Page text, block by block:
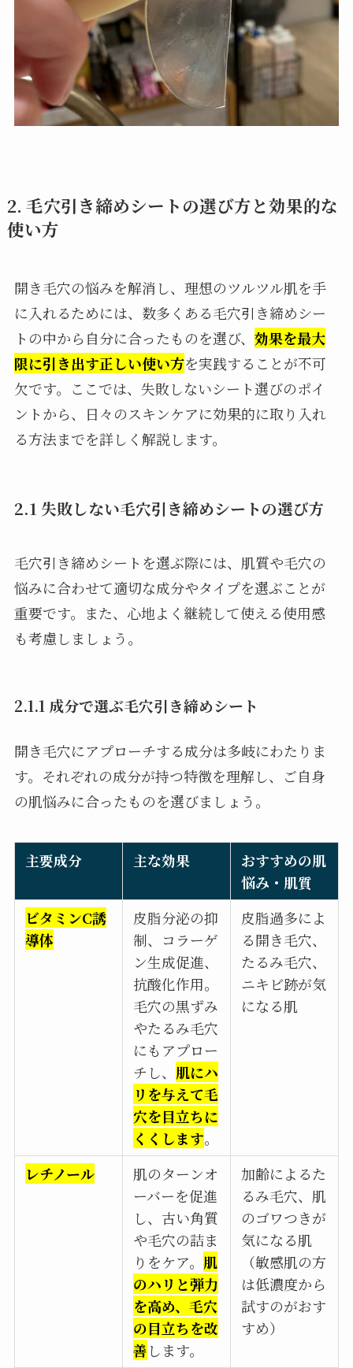
2. 毛穴引き締めシートの選び方と効果的な
使い方
開き毛穴の悩みを解消し、理想のツルツル肌を手
に入れるためには、数多くある毛穴引き締めシー
トの中から自分に合ったものを選び、 効果を最大
限に引き出す正しい使い方を実践することが不可
欠です。ここでは、失敗しないシート選びのポイ
ントから、日々のスキンケアに効果的に取り入れ
る方法までを詳しく解説します。
2.1 失敗しない毛穴引き締めシートの選び方
毛穴引き締めシートを選ぶ際には、肌質や毛穴の
悩みに合わせて適切な成分やタイプを選ぶことが
重要です。また、心地よく継続して使える使用感
も考慮しましょう。
2.1.1 成分で選ぶ毛穴引き締めシート
開き毛穴にアプローチする成分は多岐にわたりま
す。それぞれの成分が持つ特徴を理解し、ご自身
の肌悩みに合ったものを選びましょう。
主要成分 主な効果
おすすめの肌
悩み・肌質
ビタミンC誘
導体
皮脂分泌の抑
制、コラーゲ
ン生成促進、
抗酸化作用。
毛穴の黒ずみ
やたるみ毛穴
にもアプロー
チし、 肌にハ
リを与えて毛
穴を目立ちに
くくします。
皮脂過多によ
る開き毛穴、
たるみ毛穴、
ニキビ跡が気
になる肌
レチノール
肌のターンオ
ーバーを促進
し、古い角質
や毛穴の詰ま
りをケア。 肌
のハリと弾力
を高め、毛穴
の目立ちを改
善します。
加齢によるた
るみ毛穴、肌
のゴワつきが
気になる肌
（敏感肌の方
は低濃度から
試すのがおす
すめ）